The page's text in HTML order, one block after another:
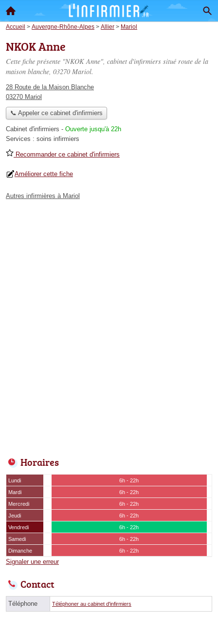
Accueil > Auvergne-Rhône-Alpes > Allier > Mariol
NKOK Anne
Cette fiche présente "NKOK Anne", cabinet d'infirmiers situé route de la
maison blanche, 03270 Mariol.
28 Route de la Maison Blanche
03270 Mariol
📞 Appeler ce cabinet d'infirmiers
Cabinet d'infirmiers - Ouverte jusqu'à 22h
Services : soins infirmiers
Recommander ce cabinet d'infirmiers
Améliorer cette fiche
Autres infirmières à Mariol
Horaires
Lundi
6h - 22h
Mardi
6h - 22h
Mercredi
6h - 22h
Jeudi
6h - 22h
Vendredi
6h - 22h
Samedi
6h - 22h
Dimanche
6h - 22h
Signaler une erreur
Contact
Téléphone Téléphoner au cabinet d'infirmiers